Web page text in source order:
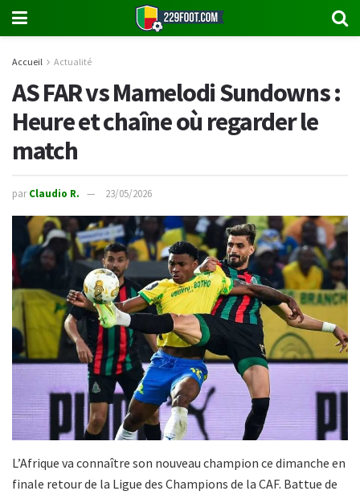
Accueil Actualité
AS FAR vs Mamelodi Sundowns :
Heure et chaîne où regarder le
match
par Claudio R. 23/05/2026
L’Afrique va connaître son nouveau champion ce dimanche en
finale retour de la Ligue des Champions de la CAF. Battue de